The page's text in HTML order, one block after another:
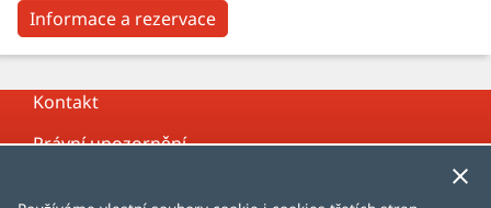
Informace a rezervace
Kontakt
Právní upozornění